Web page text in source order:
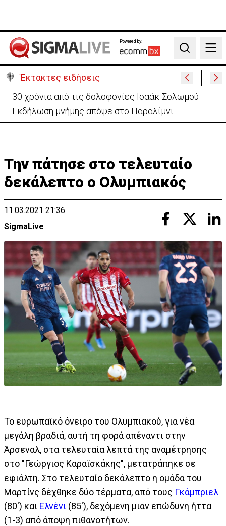
Powered by:
Search
Έκτακτες ειδήσεις
30 χρόνια από τις δολοφονίες Ισαάκ-Σολωμού-
Εκδήλωση μνήμης απόψε στο Παραλίμνι
Την πάτησε στο τελευταίο
δεκάλεπτο ο Ολυμπιακός
11.03.2021 21:36
SigmaLive
Το ευρωπαϊκό όνειρο του Ολυμπιακού, για νέα
μεγάλη βραδιά, αυτή τη φορά απέναντι στην
Άρσεναλ, στα τελευταία λεπτά της αναμέτρησης
στο "Γεώργιος Καραϊσκάκης", μετατράπηκε σε
εφιάλτη. Στο τελευταίο δεκάλεπτο η ομάδα του
Μαρτίνς δέχθηκε δύο τέρματα, από τους Γκάμπριελ
(80') και Ελνένι (85'), δεχόμενη μιαν επώδυνη ήττα
(1-3) από άποψη πιθανοτήτων.